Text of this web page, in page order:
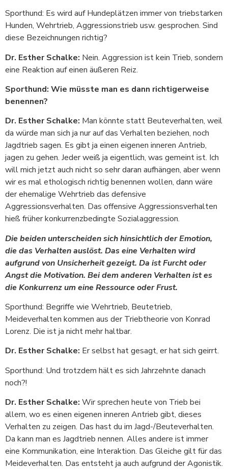
Sporthund: Es wird auf Hundeplätzen immer von triebstarken
Hunden, Wehrtrieb, Aggressionstrieb usw. gesprochen. Sind
diese Bezeichnungen richtig?
Dr. Esther Schalke: Nein. Aggression ist kein Trieb, sondern
eine Reaktion auf einen äußeren Reiz.
Sporthund: Wie müsste man es dann richtigerweise
benennen?
Dr. Esther Schalke: Man könnte statt Beuteverhalten, weil
da würde man sich ja nur auf das Verhalten beziehen, noch
Jagdtrieb sagen. Es gibt ja einen eigenen inneren Antrieb,
jagen zu gehen. Jeder weiß ja eigentlich, was gemeint ist. Ich
will mich jetzt auch nicht so sehr daran aufhängen, aber wenn
wir es mal ethologisch richtig benennen wollen, dann wäre
der ehemalige Wehrtrieb das defensive
Aggressionsverhalten. Das offensive Aggressionsverhalten
hieß früher konkurrenzbedingte Sozialaggression.
Die beiden unterscheiden sich hinsichtlich der Emotion,
die das Verhalten auslöst. Das eine Verhalten wird
aufgrund von Unsicherheit gezeigt. Da ist Furcht oder
Angst die Motivation. Bei dem anderen Verhalten ist es
die Konkurrenz um eine Ressource oder Frust.
Sporthund: Begriffe wie Wehrtrieb, Beutetrieb,
Meideverhalten kommen aus der Triebtheorie von Konrad
Lorenz. Die ist ja nicht mehr haltbar.
Dr. Esther Schalke: Er selbst hat gesagt, er hat sich geirrt.
Sporthund: Und trotzdem hält es sich Jahrzehnte danach
noch?!
Dr. Esther Schalke: Wir sprechen heute von Trieb bei
allem, wo es einen eigenen inneren Antrieb gibt, dieses
Verhalten zu zeigen. Das hast du im Jagd-/Beuteverhalten.
Da kann man es Jagdtrieb nennen. Alles andere ist immer
eine Kommunikation, eine Interaktion. Das Gleiche gilt für das
Meideverhalten. Das entsteht ja auch aufgrund der Agonistik.